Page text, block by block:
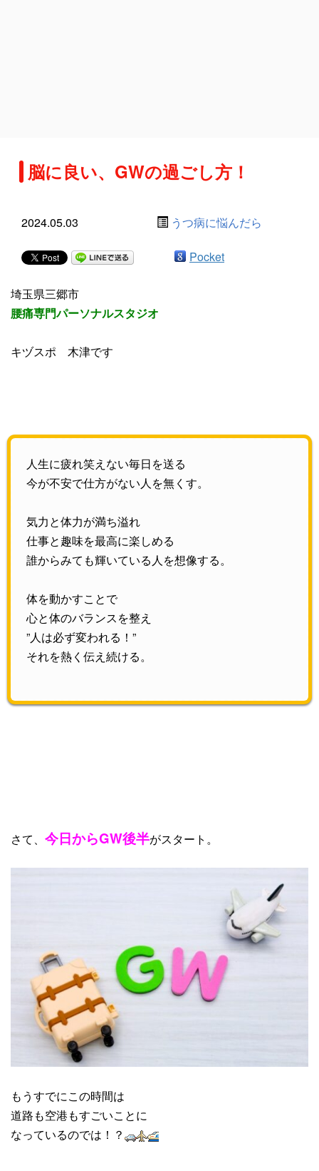
脳に良い、GWの過ごし方！
2024.05.03 うつ病に悩んだら
Pocket
埼玉県三郷市
腰痛専門パーソナルスタジオ
キヅスポ 木津です
人生に疲れ笑えない毎日を送る
今が不安で仕方がない人を無くす。
気力と体力が満ち溢れ
仕事と趣味を最高に楽しめる
誰からみても輝いている人を想像する。
体を動かすことで
心と体のバランスを整え
”人は必ず変われる！”
それを熱く伝え続ける。
さて、 今日からGW後半がスタート。
もうすでにこの時間は
道路も空港もすごいことに
なっているのでは！？